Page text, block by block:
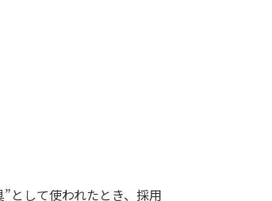
として使われたとき、採用